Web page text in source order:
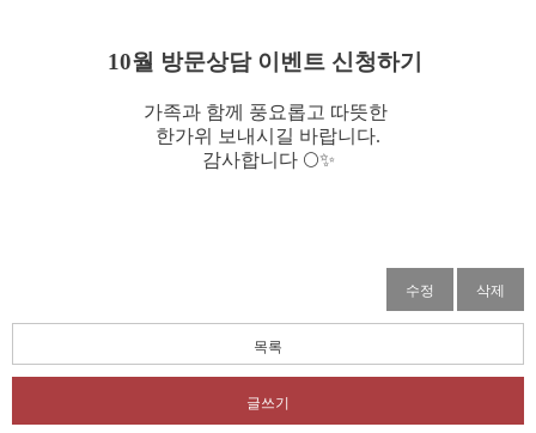
10월 방문상담 이벤트 신청하기
가족과 함께 풍요롭고 따뜻한
한가위 보내시길 바랍니다.
감사합니다 🌕✨
수정 삭제
목록
글쓰기